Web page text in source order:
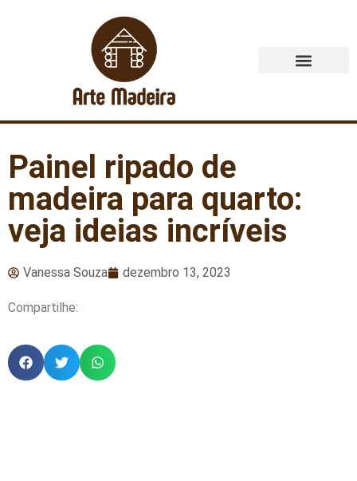
Painel ripado de
madeira para quarto:
veja ideias incríveis
Vanessa Souza dezembro 13, 2023
Compartilhe: